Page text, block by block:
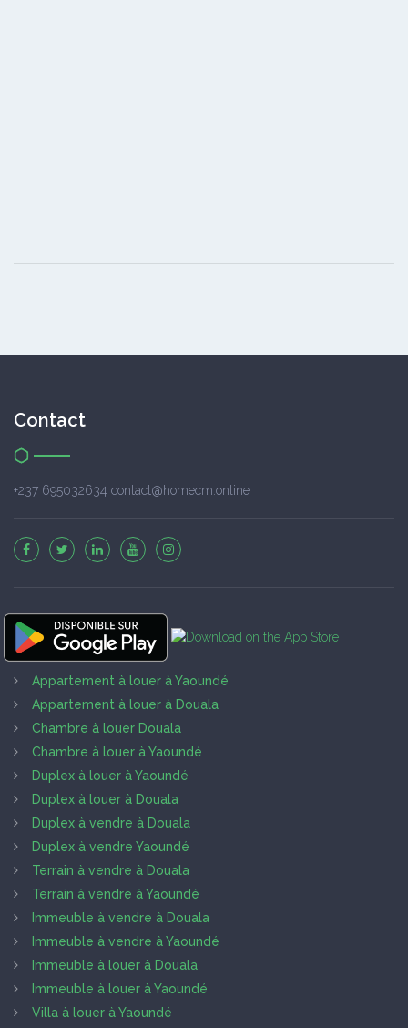
Contact
+237 695032634 contact@homecm.online
Appartement à louer à Yaoundé
Appartement à louer à Douala
Chambre à louer Douala
Chambre à louer à Yaoundé
Duplex à louer à Yaoundé
Duplex à louer à Douala
Duplex à vendre à Douala
Duplex à vendre Yaoundé
Terrain à vendre à Douala
Terrain à vendre à Yaoundé
Immeuble à vendre à Douala
Immeuble à vendre à Yaoundé
Immeuble à louer à Douala
Immeuble à louer à Yaoundé
Villa à louer à Yaoundé